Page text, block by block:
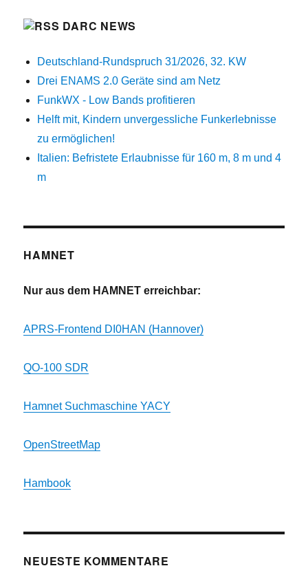
DARC NEWS
Deutschland-Rundspruch 31/2026, 32. KW
Drei ENAMS 2.0 Geräte sind am Netz
FunkWX - Low Bands profitieren
Helft mit, Kindern unvergessliche Funkerlebnisse
zu ermöglichen!
Italien: Befristete Erlaubnisse für 160 m, 8 m und 4
m
HAMNET
Nur aus dem HAMNET erreichbar:
APRS-Frontend DI0HAN (Hannover)
QO-100 SDR
Hamnet Suchmaschine YACY
OpenStreetMap
Hambook
NEUESTE KOMMENTARE